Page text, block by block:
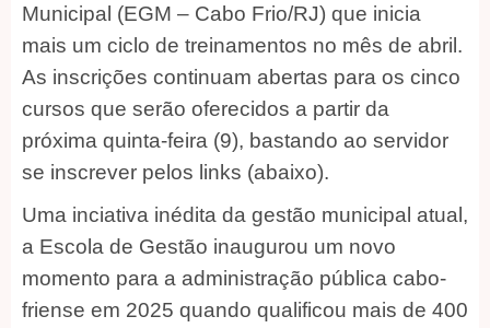
Municipal (EGM – Cabo Frio/RJ) que inicia
mais um ciclo de treinamentos no mês de abril.
As inscrições continuam abertas para os cinco
cursos que serão oferecidos a partir da
próxima quinta-feira (9), bastando ao servidor
se inscrever pelos links (abaixo).
Uma inciativa inédita da gestão municipal atual,
a Escola de Gestão inaugurou um novo
momento para a administração pública cabo-
friense em 2025 quando qualificou mais de 400